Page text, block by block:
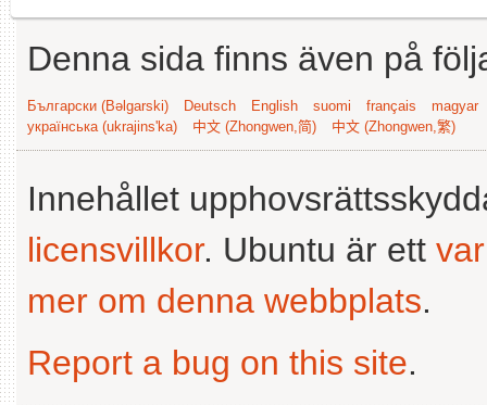
Denna sida finns även på
Български (Bəlgarski) Deutsch English suomi français
magyar
українська (ukrajins'ka)
中文 (Zhongwen,简) 中文 (Zhongwen,繁)
Innehållet
licensvillkor. Ubuntu är ett
mer om denna webbplats.
Report a bug on this site.